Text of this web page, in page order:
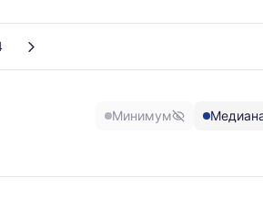
Минимум